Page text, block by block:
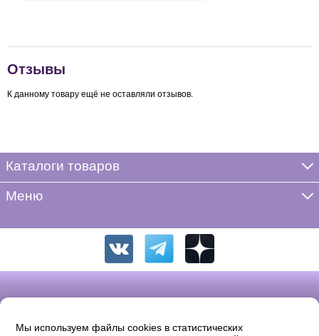
Отзывы
К данному товару ещё не оставляли отзывов.
Каталоги товаров
Меню
Мы используем файлы cookies в статистических